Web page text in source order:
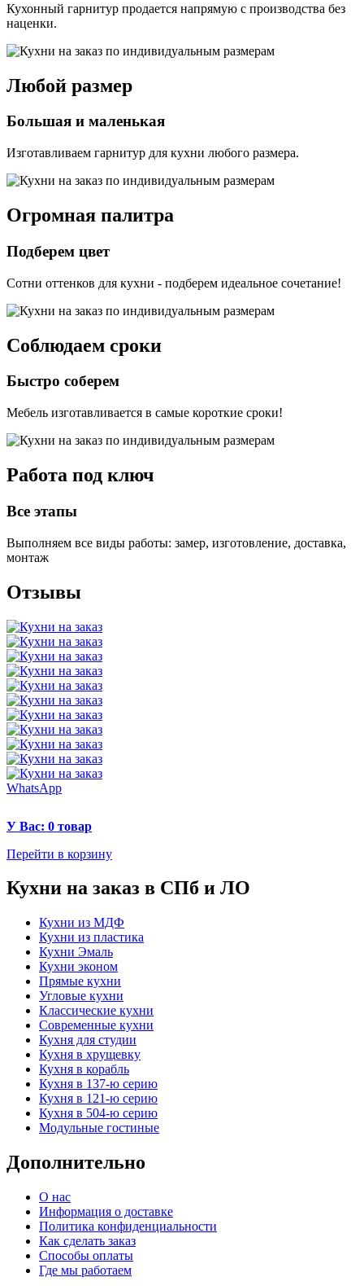
Кухонный гарнитур продается напрямую с производства без
наценки.
Любой размер
Большая и маленькая
Изготавливаем гарнитур для кухни любого размера.
Огромная палитра
Подберем цвет
Сотни оттенков для кухни - подберем идеальное сочетание!
Соблюдаем сроки
Быстро соберем
Мебель изготавливается в самые короткие сроки!
Работа под ключ
Все этапы
Выполняем все виды работы: замер, изготовление, доставка,
монтаж
Отзывы
WhatsApp
У Вас: 0 товар
Перейти в корзину
Кухни на заказ в СПб и ЛО
Кухни из МДФ
Кухни из пластика
Кухни Эмаль
Кухни эконом
Прямые кухни
Угловые кухни
Классические кухни
Современные кухни
Кухня для студии
Кухня в хрущевку
Кухня в корабль
Кухня в 137-ю серию
Кухня в 121-ю серию
Кухня в 504-ю серию
Модульные гостиные
Дополнительно
О нас
Информация о доставке
Политика конфиденциальности
Как сделать заказ
Способы оплаты
Где мы работаем